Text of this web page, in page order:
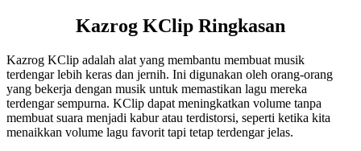
Kazrog KClip Ringkasan
Kazrog KClip adalah alat yang membantu membuat musik
terdengar lebih keras dan jernih. Ini digunakan oleh orang-orang
yang bekerja dengan musik untuk memastikan lagu mereka
terdengar sempurna. KClip dapat meningkatkan volume tanpa
membuat suara menjadi kabur atau terdistorsi, seperti ketika kita
menaikkan volume lagu favorit tapi tetap terdengar jelas.